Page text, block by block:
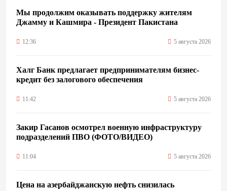
Мы продолжим оказывать поддержку жителям
Джамму и Кашмира - Президент Пакистана
12:36 5 августа 2026
Халг Банк предлагает предпринимателям бизнес-
кредит без залогового обеспечения
11:42 5 августа 2026
Закир Гасанов осмотрел военную инфраструктуру
подразделений ПВО (ФОТО/ВИДЕО)
11:04 5 августа 2026
Цена на азербайджанскую нефть cнизилась